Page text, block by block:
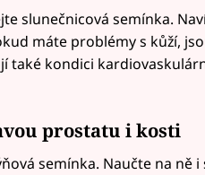
slunečnicová semínka.
máte problémy s kůží,
také kondici
prostatu i kosti
semínka. Naučte na ně i